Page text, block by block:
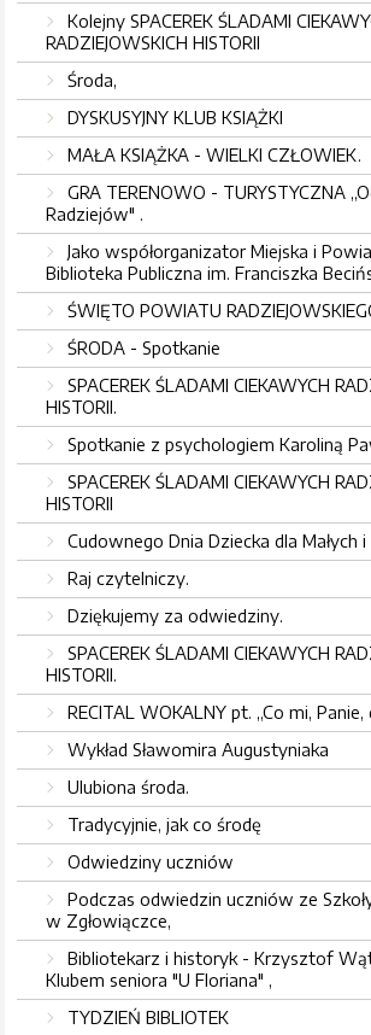
Kolejny SPACEREK ŚLADAMI
RADZIEJOWSKICH HISTORII
Środa,
DYSKUSYJNY KLUB KSIĄŻKI
MAŁA KSIĄŻKA - WIELKI CZŁOWIEK.
GRA TERENOWO - TURYSTYCZNA
Radziejów" .
Jako współorganizator Miejska i
Biblioteka Publiczna im. Franciszka
ŚWIĘTO POWIATU
ŚRODA - Spotkanie
SPACEREK ŚLADAMI CIEKAWYCH
HISTORII.
Spotkanie z psychologiem Karoliną
SPACEREK ŚLADAMI CIEKAWYCH
HISTORII
Cudownego Dnia Dziecka dla Małych i
Raj czytelniczy.
Dziękujemy za odwiedziny.
SPACEREK ŚLADAMI CIEKAWYCH
HISTORII.
RECITAL WOKALNY pt. „Co mi, Panie,
Wykład Sławomira Augustyniaka
Ulubiona środa.
Tradycyjnie, jak co środę
Odwiedziny uczniów
Podczas odwiedzin uczniów ze
w Zgłowiączce,
Bibliotekarz i historyk - Krzysztof
Klubem seniora "U Floriana" ,
TYDZIEŃ BIBLIOTEK